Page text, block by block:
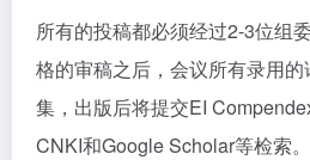
所有的投稿都必须经过2-3位组
格的审稿之后，会议所有录用
集，出版后将提交EI
CNKI和Google Scholar等检索。